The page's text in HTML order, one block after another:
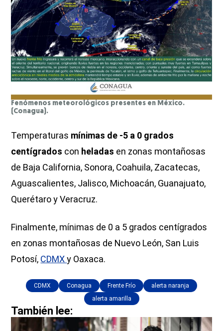
Fenómenos meteorológicos presentes en México.
(Conagua).
Temperaturas mínimas de -5 a 0 grados
centígrados con heladas en zonas montañosas
de Baja California, Sonora, Coahuila, Zacatecas,
Aguascalientes, Jalisco, Michoacán, Guanajuato,
Querétaro y Veracruz.
Finalmente, mínimas de 0 a 5 grados centígrados
en zonas montañosas de Nuevo León, San Luis
Potosí, CDMXy Oaxaca.
CDMX Conagua Frente Frío
alerta naranja
alerta amarilla
También lee: